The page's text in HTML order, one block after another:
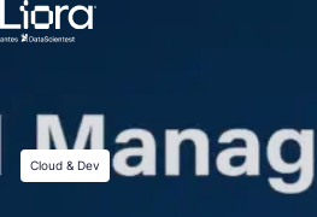
Saltar
al
Cloud & Dev